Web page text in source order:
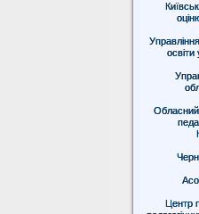
освіти
Обласний
Центр